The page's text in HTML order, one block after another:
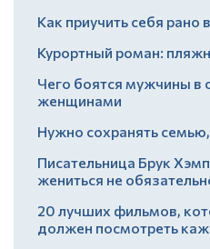
Как приучить себя рано
Курортный роман:
Чего боятся мужчины в
женщинами
Нужно сохранять
Писательница Брук
жениться не
20 лучших фильмов,
должен посмотреть